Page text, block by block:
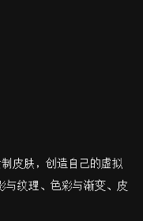
肤，创造自己的虚拟
与纹理、色彩与渐变、皮